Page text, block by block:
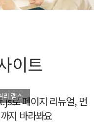
이트
리 랩스
로 페이지 리뉴얼, 먼
지 바라봐요